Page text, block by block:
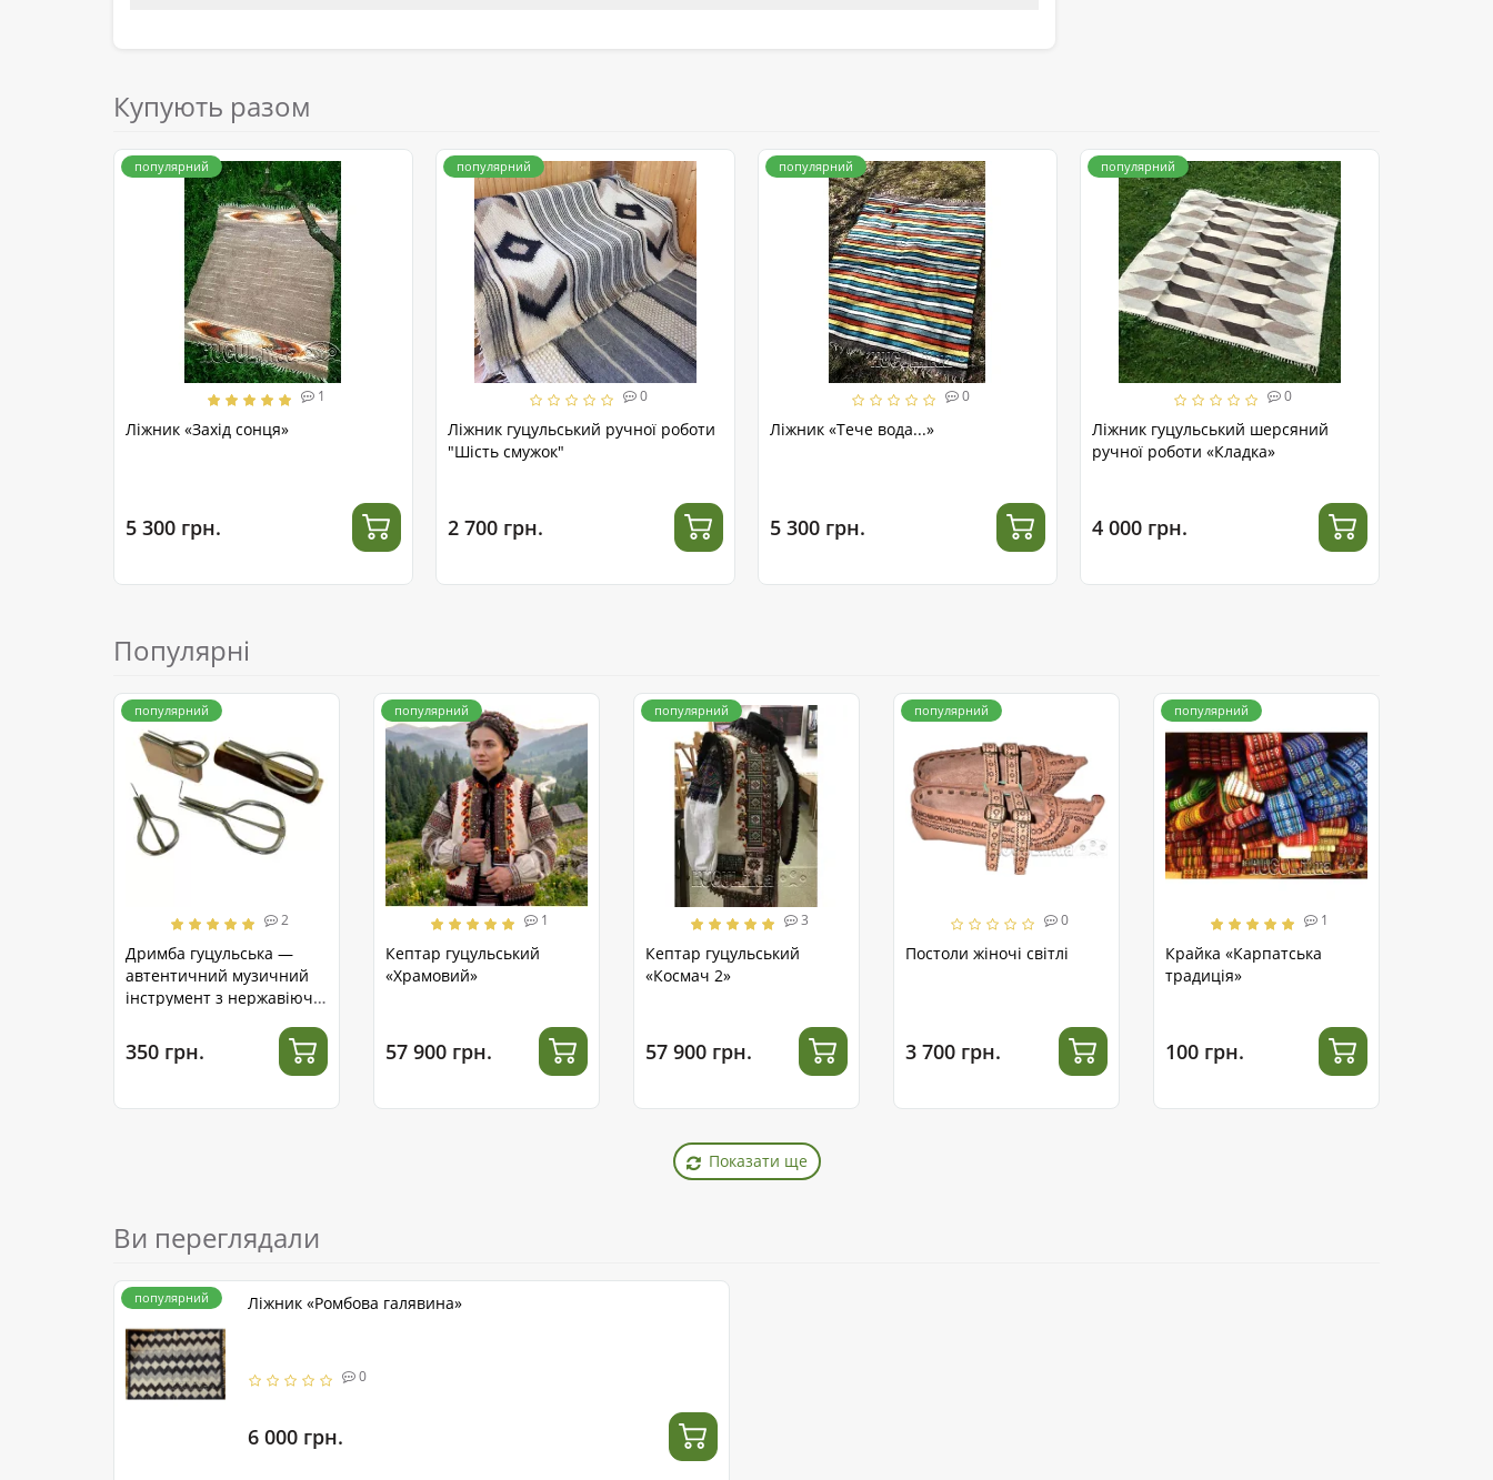
Купують разом
популярний
1
Ліжник «Захід сонця»
5 300 грн.
популярний
0
Ліжник гуцульський ручної роботи
"Шість смужок"
2 700 грн.
популярний
0
Ліжник «Тече вода...»
5 300 грн.
популярний
0
Ліжник гуцульський шерсяний
ручної роботи «Кладка»
4 000 грн.
Популярні
популярний
2
Дримба гуцульська —
автентичний музичний
інструмент з нержавіючої
350 грн.
популярний
1
Кептар гуцульський
«Храмовий»
57 900 грн.
популярний
3
Кептар гуцульський
«Космач 2»
57 900 грн.
популярний
0
Постоли жіночі світлі
3 700 грн.
популярний
1
Крайка «Карпатська
традиція»
100 грн.
Показати ще
Ви переглядали
популярний Ліжник «Ромбова галявина»
0
6 000 грн.